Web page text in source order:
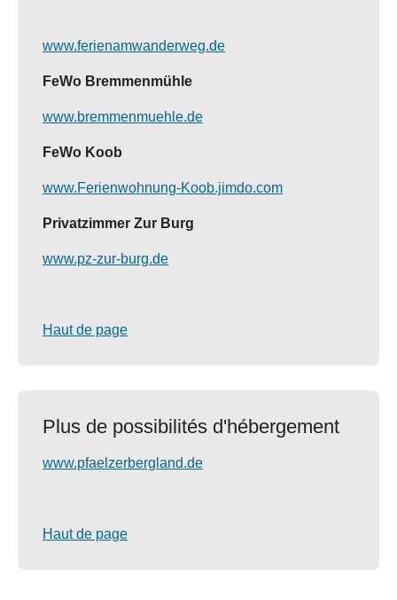
www.ferienamwanderweg.de
FeWo Bremmenmühle
www.bremmenmuehle.de
FeWo Koob
www.Ferienwohnung-Koob.jimdo.com
Privatzimmer Zur Burg
www.pz-zur-burg.de
Haut de page
Plus de possibilités d'hébergement
www.pfaelzerbergland.de
Haut de page